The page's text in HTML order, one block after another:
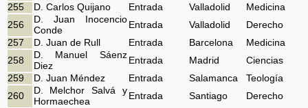
255
D. Carlos Quijano Entrada Valladolid
Medicina
256
D. Juan Inocencio
Conde
Entrada Valladolid
Derecho
257
D. Juan de Rull Entrada Barcelona
Medicina
258
D. Manuel Sáenz
Diez
Entrada Madrid
Ciencias
259
D. Juan Méndez Entrada Salamanca
Teología
260
D. Melchor Salvá y
Hormaechea
Entrada Santiago Derecho